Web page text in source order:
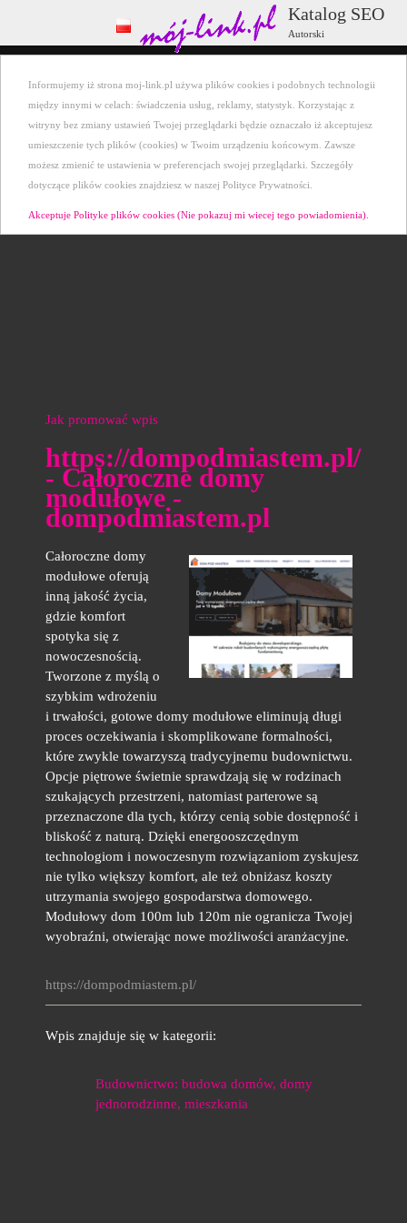
Informujemy iż strona moj-link.pl używa plików cookies i podobnych technologii
między innymi w celach: świadczenia usług, reklamy, statystyk. Korzystając z
witryny bez zmiany ustawień Twojej przeglądarki będzie oznaczało iż akceptujesz
umieszczenie tych plików (cookies) w Twoim urządzeniu końcowym. Zawsze
możesz zmienić te ustawienia w preferencjach swojej przeglądarki. Szczegóły
dotyczące plików cookies znajdziesz w naszej Polityce Prywatności.
Akceptuje Polityke plików cookies (Nie pokazuj mi wiecej tego powiadomienia).
Katalog SEO
Autorski
Ostatnio dodane
Kontakt
Jak promować wpis
https://dompodmiastem.pl/
- Całoroczne domy
modułowe -
dompodmiastem.pl
Całoroczne domy
modułowe oferują
inną jakość życia,
gdzie komfort
spotyka się z
nowoczesnością.
Tworzone z myślą o
szybkim wdrożeniu
i trwałości, gotowe domy modułowe eliminują długi
proces oczekiwania i skomplikowane formalności,
które zwykle towarzyszą tradycyjnemu budownictwu.
Opcje piętrowe świetnie sprawdzają się w rodzinach
szukających przestrzeni, natomiast parterowe są
przeznaczone dla tych, którzy cenią sobie dostępność i
bliskość z naturą. Dzięki energooszczędnym
technologiom i nowoczesnym rozwiązaniom zyskujesz
nie tylko większy komfort, ale też obniżasz koszty
utrzymania swojego gospodarstwa domowego.
Modułowy dom 100m lub 120m nie ogranicza Twojej
wyobraźni, otwierając nowe możliwości aranżacyjne.
https://dompodmiastem.pl/
Wpis znajduje się w kategorii:
Budownictwo: budowa domów, domy
jednorodzinne, mieszkania